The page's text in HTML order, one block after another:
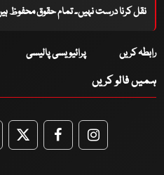
نقل کرنا درست نہیں۔ تمام حقوق محفوظ ہیں ©
رابطہ کریں پرائیویسی پالیسی
ہمیں فالو کریں
TwitterFacebookFacebook